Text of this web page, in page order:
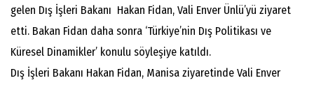
gelen Dış İşleri Bakanı Hakan Fidan, Vali Enver Ünlü’yü ziyaret
etti. Bakan Fidan daha sonra ‘Türkiye’nin Dış Politikası ve
Küresel Dinamikler’ konulu söyleşiye katıldı.
Dış İşleri Bakanı Hakan Fidan, Manisa ziyaretinde Vali Enver